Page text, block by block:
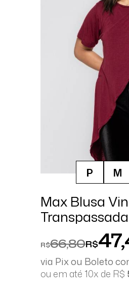
P M
Max Blusa
Transpassada
R$66,80R$
via Pix ou Boleto
ou em até 10x de R$